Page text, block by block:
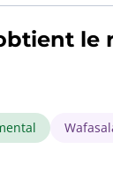
le